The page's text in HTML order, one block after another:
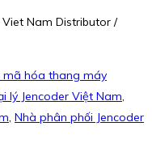
Nam Distributor /
mã hóa thang máy
lý Jencoder Việt Nam,
, Nhà phân phối Jencoder